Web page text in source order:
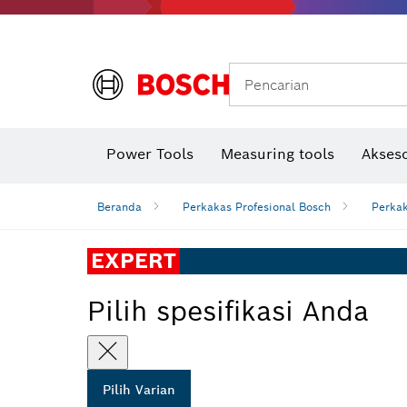
Pencarian
Power Tools Measuring tools
Beranda Perkakas Profesional Bosch
EXPERT
Pilih spesifikasi Anda
Pilih Varian